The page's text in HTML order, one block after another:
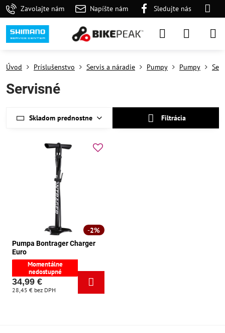
Zavolajte nám Napíšte nám Sledujte nás
Úvod Príslušenstvo Servis a náradie Pumpy Pumpy
Servisné
Skladom prednostne Filtrácia
2%
Pumpa Bontrager Charger
Euro
Momentálne
nedostupné
34,99 €
28,45 € bez DPH